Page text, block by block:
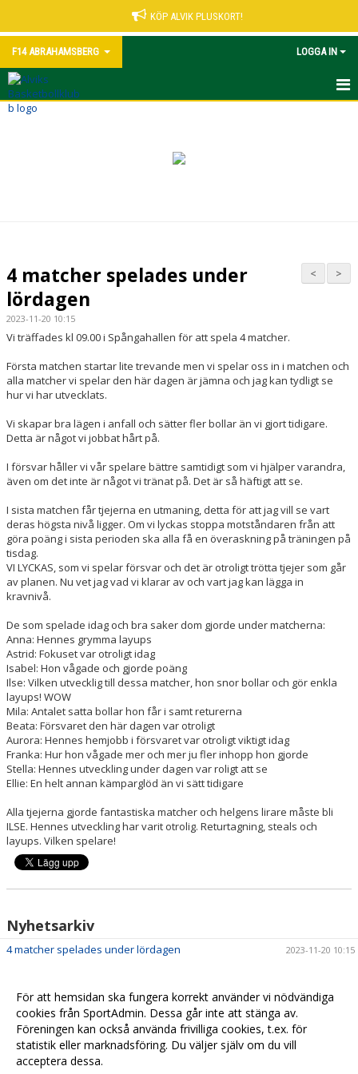
KÖP ALVIK PLUSKORT!
F14 ABRAHAMSBERG LOGGA IN
HEM
BILDGALLERI
DOKUMENT
>
<
4 matcher spelades under
lördagen
2023-11-20 10:15
Vi träffades kl 09.00 i Spångahallen för att spela 4 matcher.
Första matchen startar lite trevande men vi spelar oss in i matchen och
alla matcher vi spelar den här dagen är jämna och jag kan tydligt se
hur vi har utvecklats.
Vi skapar bra lägen i anfall och sätter fler bollar än vi gjort tidigare.
Detta är något vi jobbat hårt på.
I försvar håller vi vår spelare bättre samtidigt som vi hjälper varandra,
även om det inte är något vi tränat på. Det är så häftigt att se.
I sista matchen får tjejerna en utmaning, detta för att jag vill se vart
deras högsta nivå ligger. Om vi lyckas stoppa motståndaren från att
göra poäng i sista perioden ska alla få en överaskning på träningen på
tisdag.
VI LYCKAS, som vi spelar försvar och det är otroligt trötta tjejer som går
av planen. Nu vet jag vad vi klarar av och vart jag kan lägga in
kravnivå.
De som spelade idag och bra saker dom gjorde under matcherna:
Anna: Hennes grymma layups
Astrid: Fokuset var otroligt idag
Isabel: Hon vågade och gjorde poäng
Ilse: Vilken utvecklig till dessa matcher, hon snor bollar och gör enkla
layups! WOW
Mila: Antalet satta bollar hon får i samt returerna
Beata: Försvaret den här dagen var otroligt
Aurora: Hennes hemjobb i försvaret var otroligt viktigt idag
Franka: Hur hon vågade mer och mer ju fler inhopp hon gjorde
Stella: Hennes utveckling under dagen var roligt att se
Ellie: En helt annan kämparglöd än vi sätt tidigare
Alla tjejerna gjorde fantastiska matcher och helgens lirare måste bli
ILSE. Hennes utveckling har varit otrolig. Returtagning, steals och
layups. Vilken spelare!
Nyhetsarkiv
4 matcher spelades under lördagen 2023-11-20 10:15
För att hemsidan ska fungera korrekt använder vi nödvändiga
cookies från SportAdmin. Dessa går inte att stänga av.
Föreningen kan också använda frivilliga cookies, t.ex. för
statistik eller marknadsföring. Du väljer själv om du vill
acceptera dessa.